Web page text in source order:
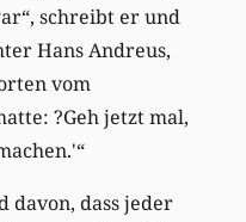
schreibt er und
Hans Andreus,
vom
?Geh jetzt mal,
davon, dass jeder